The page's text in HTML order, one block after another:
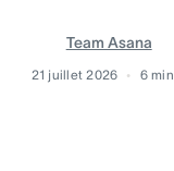
Team Asana
21 juillet 2026 6